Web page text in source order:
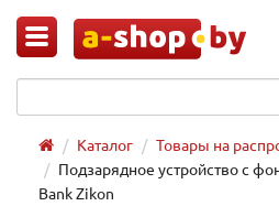
Каталог
Товары на
Подзарядное устройство с
Bank Zikon